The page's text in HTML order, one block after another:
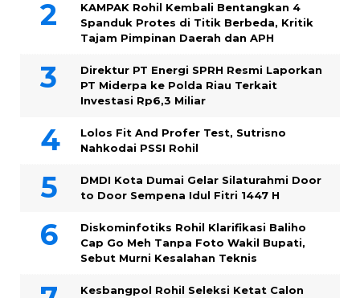
KAMPAK Rohil Kembali Bentangkan 4
Spanduk Protes di Titik Berbeda, Kritik
Tajam Pimpinan Daerah dan APH
Direktur PT Energi SPRH Resmi Laporkan
PT Miderpa ke Polda Riau Terkait
Investasi Rp6,3 Miliar
Lolos Fit And Profer Test, Sutrisno
Nahkodai PSSI Rohil
DMDI Kota Dumai Gelar Silaturahmi Door
to Door Sempena Idul Fitri 1447 H
Diskominfotiks Rohil Klarifikasi Baliho
Cap Go Meh Tanpa Foto Wakil Bupati,
Sebut Murni Kesalahan Teknis
Kesbangpol Rohil Seleksi Ketat Calon